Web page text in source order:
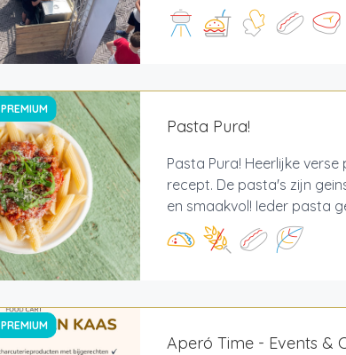
PREMIUM
Pasta Pura!
Pasta Pura! Heerlijke
recept. De pasta's zijn
en smaakvol! Ieder pasta
PREMIUM
Aperó Time - Events &